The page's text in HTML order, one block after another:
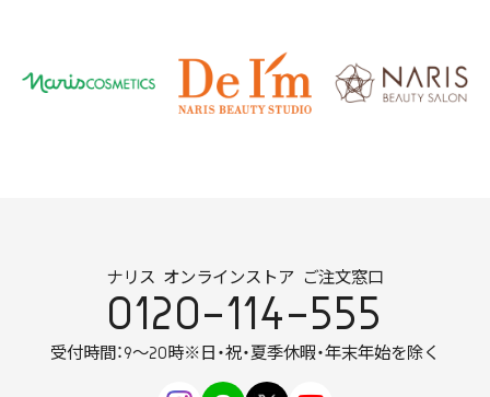
ナリス オンラインストア ご注文窓口
0120-114-555
受付時間：9～20時※日・祝・夏季休暇・年末年始を除く